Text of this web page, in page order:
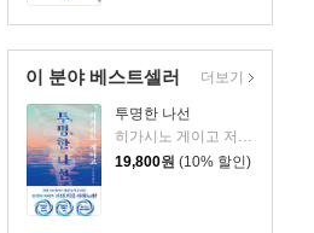
이 분야 베스트셀러
투명한 나선
히가시노 게이고 저/김선영 역
19,800원 (10% 할인)
더보기